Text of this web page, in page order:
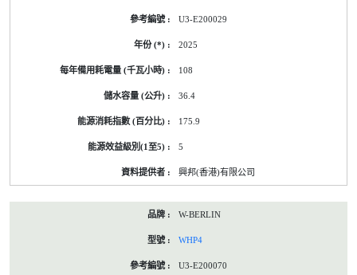
U3-E200029
2025
108
36.4
175.9
5
興邦(香港)有限公司
W-BERLIN
WHP4
U3-E200070